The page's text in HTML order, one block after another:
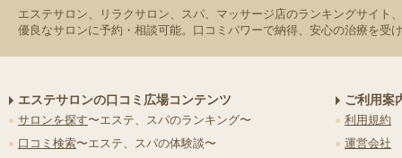
エステサロン、リラクサロン、スパ、マッサージ店のランキングサイト
優良なサロンに予約・相談可能。口コミパワーで納得、安心の治療を受
エステサロンの口コミ広場コンテンツ
サロンを探す〜エステ、スパのランキング〜
口コミ検索〜エステ、スパの体験談〜
ご利用案
利用規約
運営会社